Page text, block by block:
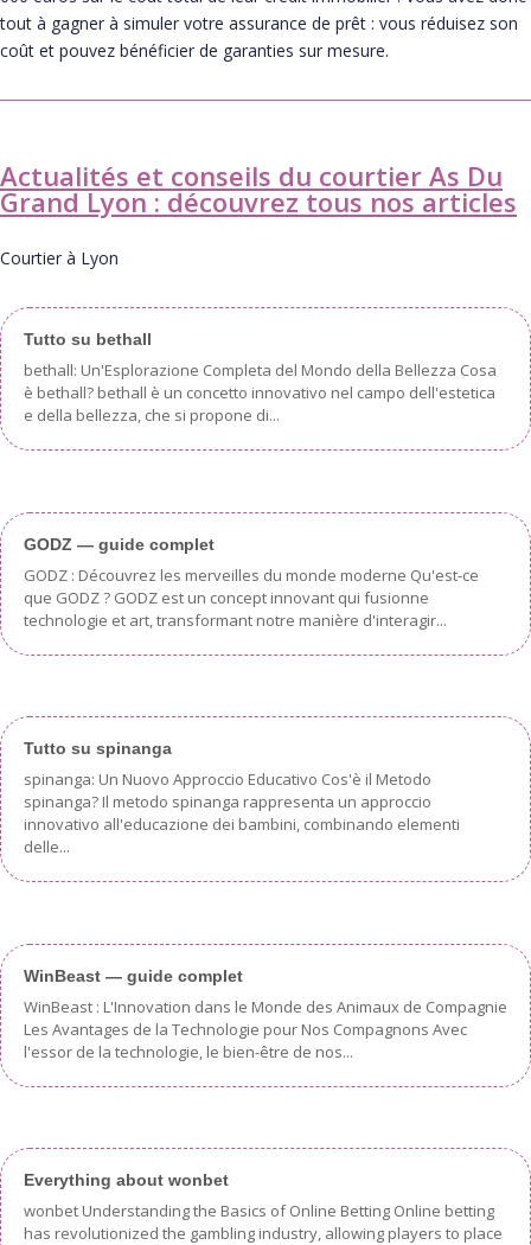
tout à gagner à simuler votre assurance de prêt : vous réduisez son
coût et pouvez bénéficier de garanties sur mesure.
Actualités et conseils du courtier As Du
Grand Lyon : découvrez tous nos articles
Courtier à Lyon
Tutto su bethall
bethall: Un'Esplorazione Completa del Mondo della Bellezza Cosa
è bethall? bethall è un concetto innovativo nel campo dell'estetica
e della bellezza, che si propone di...
GODZ — guide complet
GODZ : Découvrez les merveilles du monde moderne Qu'est-ce
que GODZ ? GODZ est un concept innovant qui fusionne
technologie et art, transformant notre manière d'interagir...
Tutto su spinanga
spinanga: Un Nuovo Approccio Educativo Cos'è il Metodo
spinanga? Il metodo spinanga rappresenta un approccio
innovativo all'educazione dei bambini, combinando elementi
delle...
WinBeast — guide complet
WinBeast : L'Innovation dans le Monde des Animaux de Compagnie
Les Avantages de la Technologie pour Nos Compagnons Avec
l'essor de la technologie, le bien-être de nos...
Everything about wonbet
wonbet Understanding the Basics of Online Betting Online betting
has revolutionized the gambling industry, allowing players to place